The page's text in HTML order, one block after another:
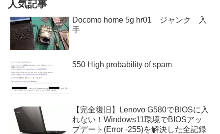
人気記事
Docomo home 5g hr01 ジャンク 入
手
550 High probability of spam
【完全復旧】Lenovo G580でBIOSに入
れない！Windows11環境でBIOSアッ
プデート(Error -255)を解決した全記録